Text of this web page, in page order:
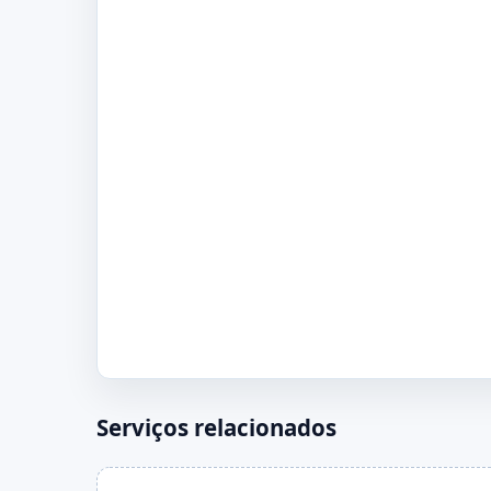
Serviços relacionados